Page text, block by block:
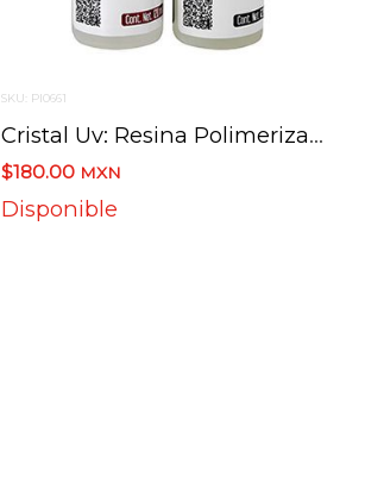
SKU: PI0661
Cristal Uv: Resina Polimerizada Y Endurecedor 2 Pasos 120 Ml
$180.00 MXN
Disponible